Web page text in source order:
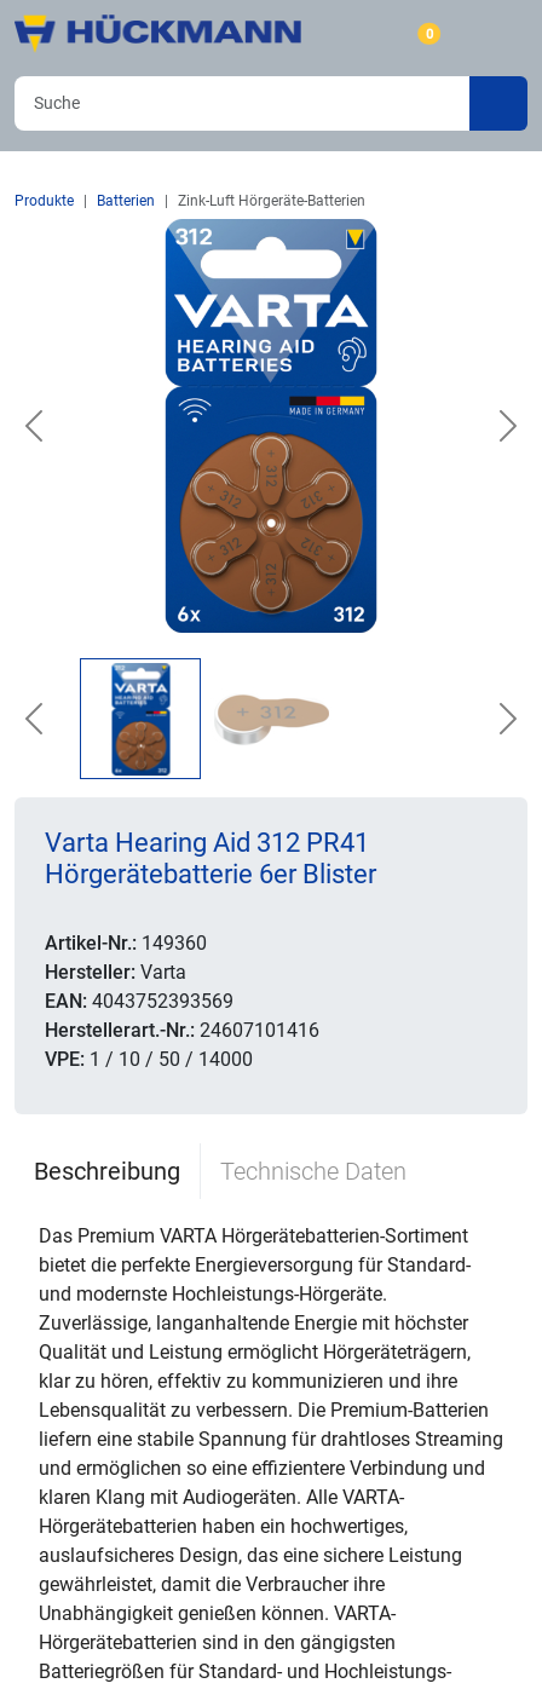
0
Produkte Batterien Zink-Luft Hörgeräte-Batterien
Previous
Previous
Varta Hearing Aid 312 PR41
Hörgerätebatterie 6er Blister
Artikel-Nr.: 149360
Hersteller: Varta
EAN: 4043752393569
Herstellerart.-Nr.: 24607101416
VPE: 1 / 10 / 50 / 14000
Beschreibung Technische Daten
Das Premium VARTA Hörgerätebatterien-Sortiment
bietet die perfekte Energieversorgung für Standard-
und modernste Hochleistungs-Hörgeräte.
Zuverlässige, langanhaltende Energie mit höchster
Qualität und Leistung ermöglicht Hörgeräteträgern,
klar zu hören, effektiv zu kommunizieren und ihre
Lebensqualität zu verbessern. Die Premium-Batterien
liefern eine stabile Spannung für drahtloses Streaming
und ermöglichen so eine effizientere Verbindung und
klaren Klang mit Audiogeräten. Alle VARTA-
Hörgerätebatterien haben ein hochwertiges,
auslaufsicheres Design, das eine sichere Leistung
gewährleistet, damit die Verbraucher ihre
Unabhängigkeit genießen können. VARTA-
Hörgerätebatterien sind in den gängigsten
Batteriegrößen für Standard- und Hochleistungs-